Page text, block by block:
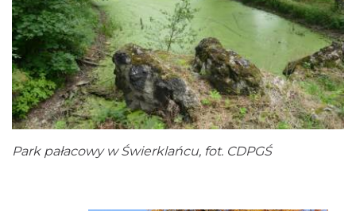
Park pałacowy w Świerklańcu, fot. CDPGŚ